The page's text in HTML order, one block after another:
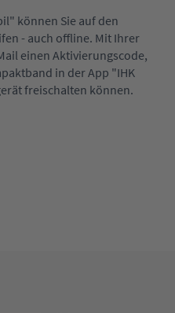
können Sie auf den
- auch offline. Mit Ihrer
einen Aktivierungscode,
in der App "IHK
freischalten können.